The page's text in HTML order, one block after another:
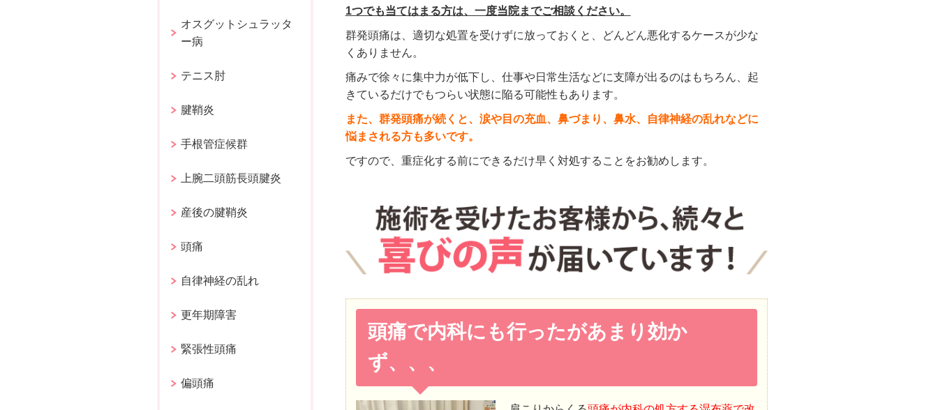
1つでも当てはまる方は、一度当院までご相談ください。
群発頭痛は、適切な処置を受けずに放っておくと、どんどん悪化するケースが少な
くありません。
痛みで徐々に集中力が低下し、仕事や日常生活などに支障が出るのはもちろん、起
きているだけでもつらい状態に陥る可能性もあります。
また、群発頭痛が続くと、涙や目の充血、鼻づまり、鼻水、自律神経の乱れなどに
悩まされる方も多いです。
ですので、重症化する前にできるだけ早く対処することをお勧めします。
頭痛で内科にも行ったがあまり効か
ず、、、
オスグットシュラッタ
ー病
テニス肘
腱鞘炎
手根管症候群
上腕二頭筋長頭腱炎
産後の腱鞘炎
頭痛
自律神経の乱れ
更年期障害
緊張性頭痛
偏頭痛